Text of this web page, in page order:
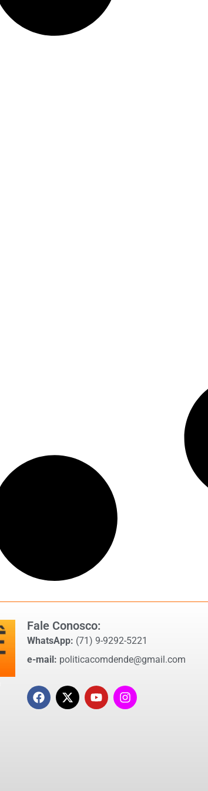
Fale Conosco:
WhatsApp: (71) 9-9292-5221
e-mail: politicacomdende@gmail.com